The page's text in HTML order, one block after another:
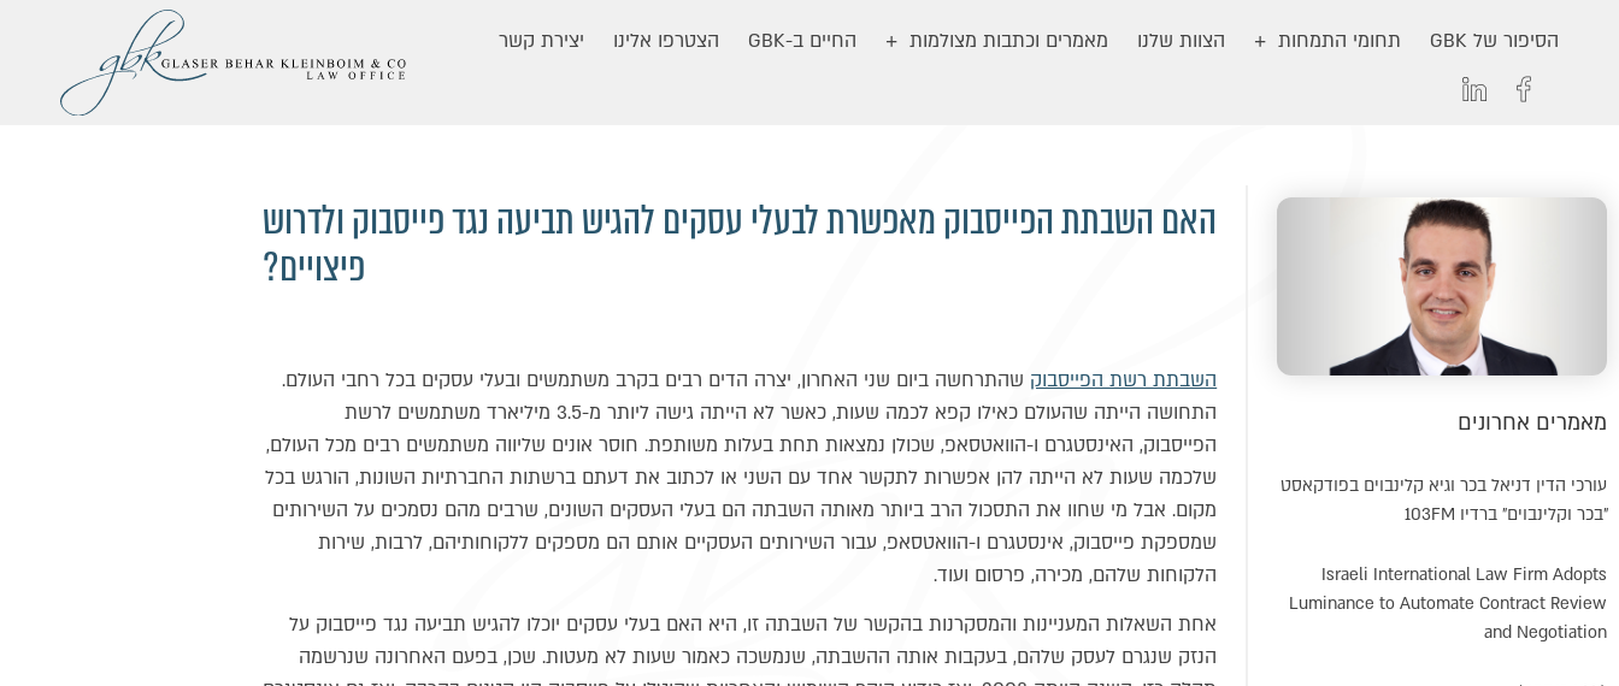
הסיפור של GBK תחומי התמחות הצוות שלנו מאמרים וכתבות מצולמות החיים ב-GBK הצטרפו אלינו יצירת קשר
מאמרים אחרונים
עורכי הדין דניאל בכר וגיא קלינבוים בפודקאסט
"בכר וקלינבוים" ברדיו 103FM
Israeli International Law Firm Adopts
Luminance to Automate Contract Review
and Negotiation
האם השבתת הפייסבוק מאפשרת לבעלי עסקים להגיש תביעה נגד פייסבוק ולדרוש
פיצויים?
השבתת רשת הפייסבוק שהתרחשה ביום שני האחרון, יצרה הדים רבים בקרב משתמשים ובעלי עסקים בכל רחבי העולם.
התחושה הייתה שהעולם כאילו קפא לכמה שעות, כאשר לא הייתה גישה ליותר מ-3.5 מיליארד משתמשים לרשת
הפייסבוק, האינסטגרם ו-הוואטסאפ, שכולן נמצאות תחת בעלות משותפת. חוסר אונים שליווה משתמשים רבים מכל העולם,
שלכמה שעות לא הייתה להן אפשרות לתקשר אחד עם השני או לכתוב את דעתם ברשתות החברתיות השונות, הורגש בכל
מקום. אבל מי שחוו את התסכול הרב ביותר מאותה השבתה הם בעלי העסקים השונים, שרבים מהם נסמכים על השירותים
שמספקת פייסבוק, אינסטגרם ו-הוואטסאפ, עבור השירותים העסקיים אותם הם מספקים ללקוחותיהם, לרבות, שירות
הלקוחות שלהם, מכירה, פרסום ועוד.
אחת השאלות המעניינות והמסקרנות בהקשר של השבתה זו, היא האם בעלי עסקים יוכלו להגיש תביעה נגד פייסבוק על
הנזק שנגרם לעסק שלהם, בעקבות אותה ההשבתה, שנמשכה כאמור שעות לא מעטות. שכן, בפעם האחרונה שנרשמה